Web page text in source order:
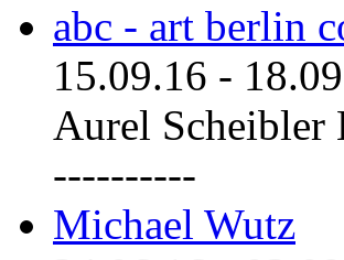
abc - art berlin
15.09.16 -
Aurel Scheibler
----------
Michael Wutz